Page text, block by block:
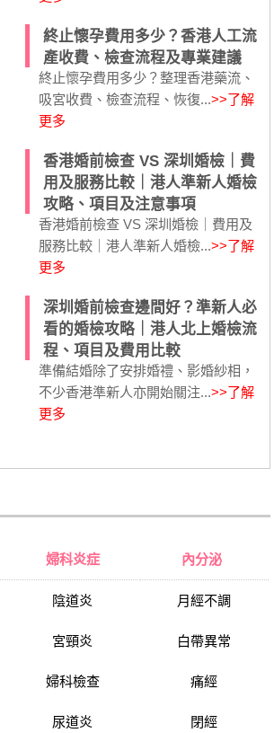
終止懷孕費用多少？香港人工流
產收費、檢查流程及專業建議
終止懷孕費用多少？整理香港藥流、
吸宮收費、檢查流程、恢復...>>了解
更多
香港婚前檢查 VS 深圳婚檢｜費
用及服務比較｜港人準新人婚檢
攻略、項目及注意事項
香港婚前檢查 VS 深圳婚檢｜費用及
服務比較｜港人準新人婚檢...>>了解
更多
深圳婚前檢查邊間好？準新人必
看的婚檢攻略｜港人北上婚檢流
程、項目及費用比較
準備結婚除了安排婚禮、影婚紗相，
不少香港準新人亦開始關注...>>了解
更多
婦科炎症
陰道炎
宮頸炎
婦科檢查
尿道炎
內分泌
月經不調
白帶異常
痛經
閉經